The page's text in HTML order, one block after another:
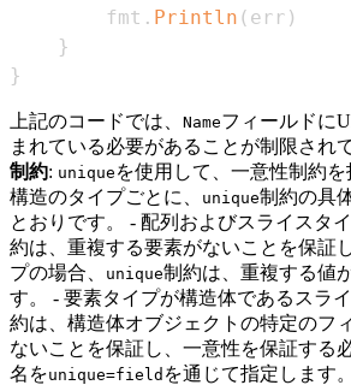
        fmt
. Println ( err )
}
}
上記のコードでは、 Nameフィールドに
まれている必要があることが制限され
制約: unique を使用して、一意性制約
構造のタイプごとに、
unique制約の具
とおりです。 - 配列およびスライスタイ
約は、重複する要素がないことを保証
プの場合、
unique制約は、重複する値
す。 - 要素タイプが構造体であるスライ
約は、構造体オブジェクトの特定のフ
ないことを保証し、一意性を保証する
名をunique=field を通じて指定します